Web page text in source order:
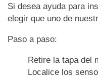
Si desea ayuda para
elegir que uno de
Paso a paso:
Retire la tapa del
Localice los